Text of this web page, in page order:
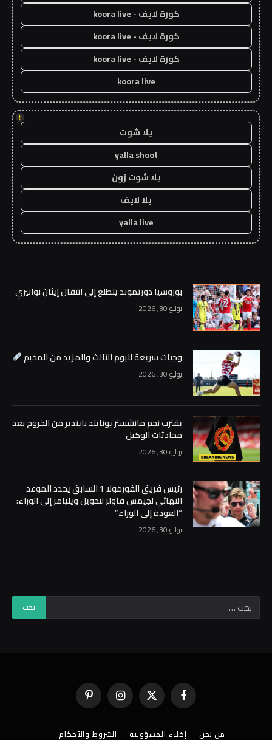
كورة لايف - koora live
كورة لايف - koora live
كورة لايف - koora live
koora live
!
يلا شوت
yalla shoot
يلا شوت زون
يلا لايف
yalla live
بوروسيا دورتموند يتطلع إلى انتقال إيثان نوانيري
يوليو 30, 2026
وجبات سريعة لليوم الثالث والمزيد من المخيم
يوليو 30, 2026
يقترب نجم مانشستر يونايتد بايندير من الخروج بعد
محادثات الوكيل
يوليو 30, 2026
رئيس فريق الفورمولا 1 السابق يحدد الموعد
النهائي لجيمس فاولز لتحويل ويليامز إلى الوراء:
“العودة إلى الوراء”
يوليو 30, 2026
فيسبوك X
(Twitter)
الانستغرامبينتيريست
من نحن إخلاء المسؤولية الشروط والأحكام